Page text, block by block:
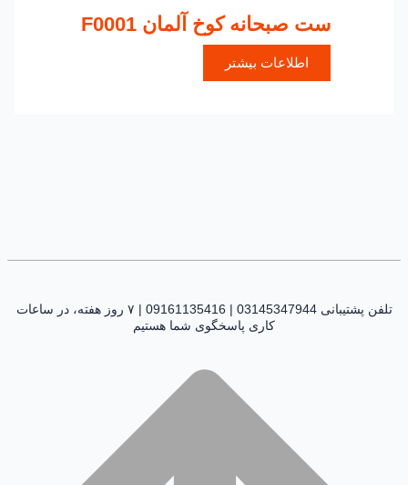
ست صبحانه کوخ آلمان F0001
اطلاعات بیشتر
تلفن پشتیبانی 03145347944 | 09161135416 | ۷ روز هفته، در ساعات
کاری پاسخگوی شما هستیم